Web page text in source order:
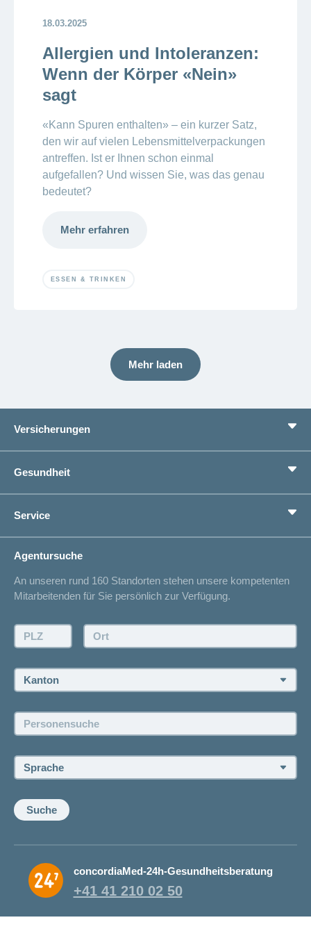
18.03.2025
Allergien und Intoleranzen:
Wenn der Körper «Nein»
sagt
«Kann Spuren enthalten» – ein kurzer Satz,
den wir auf vielen Lebensmittelverpackungen
antreffen. Ist er Ihnen schon einmal
aufgefallen? Und wissen Sie, was das genau
bedeutet?
Mehr erfahren
ESSEN & TRINKEN
Mehr laden
Versicherungen
Zusatzversicherungen
Vorsorge
Ich suche eine Versicherung für
Lebenssituation
Sparen bei der Versicherung
Gesundheit
Gesundheitskompass
concordiaMed
Service
Spitalliste
Unfallmeldung
Offertanfrage
Rückruf anfordern
Offene Stellen
Agentursuche
An unseren rund 160 Standorten stehen unsere kompetenten
Mitarbeitenden für Sie persönlich zur Verfügung.
PLZ: Ort:
Kanton:
Personensuche:
Sprache:
Suche
concordiaMed-24h-Gesundheitsberatung
+41 41 210 02 50